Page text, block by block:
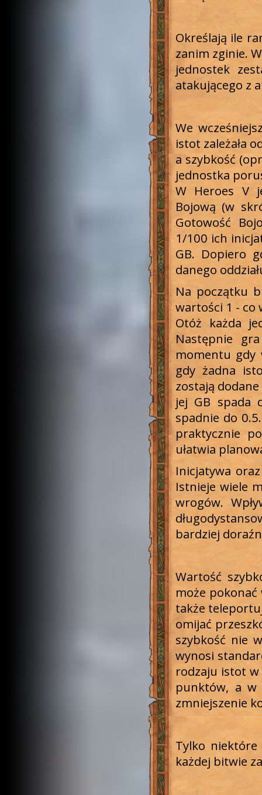
Określają ile
zanim zginie.
jednostek
atakującego z
We
istot zależała
a szybkość
jednostka
W Heroes V
Bojową (w
Gotowość
1/100 ich
GB. Dopiero
danego
Na początku
wartości 1 - co
Otóż każda
Następnie
momentu gdy
gdy żadna
zostają
jej GB spada
spadnie do
praktycznie
ułatwia
Inicjatywa
Istnieje wiele
wrogów.
bardziej
Wartość
może
także
omijać
szybkość nie
wynosi
rodzaju istot
punktów, a w
zmniejszenie
Tylko
każdej bitwie